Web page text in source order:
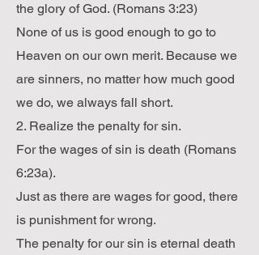
the glory of God. (Romans 3:23)
None of us is good enough to go to
Heaven on our own merit. Because we
are sinners, no matter how much good
we do, we always fall short.
2. Realize the penalty for sin.
For the wages of sin is death (Romans
6:23a).
Just as there are wages for good, there
is punishment for wrong.
The penalty for our sin is eternal death